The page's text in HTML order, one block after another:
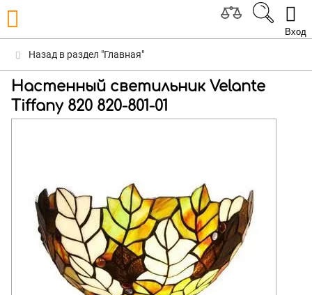
Вход
Назад в раздел "Главная"
Настенный светильник Velante
Tiffany 820 820-801-01